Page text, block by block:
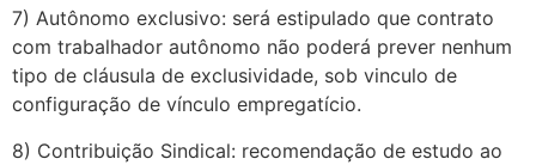
7) Autônomo exclusivo: será estipulado que contrato
com trabalhador autônomo não poderá prever nenhum
tipo de cláusula de exclusividade, sob vinculo de
configuração de vínculo empregatício.
8) Contribuição Sindical: recomendação de estudo ao